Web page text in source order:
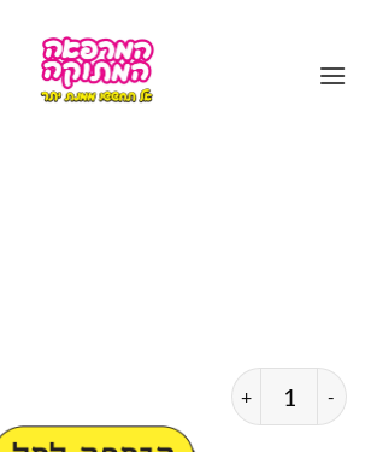
content
כמות של בקבוק אמריקאי יום מצויין לחזור